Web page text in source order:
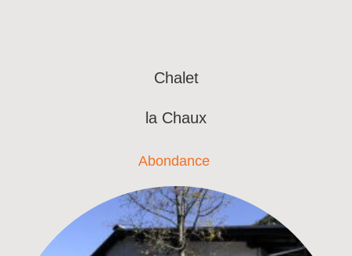
Chalet
la Chaux
Abondance